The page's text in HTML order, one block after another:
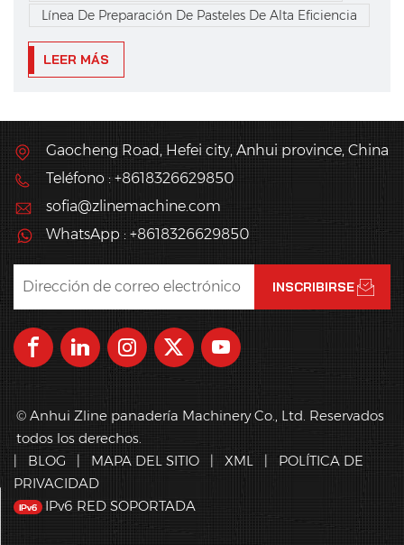
Línea De Preparación De Pasteles De Alta Eficiencia
LEER MÁS
Gaocheng Road, Hefei city, Anhui province, China
Teléfono : +8618326629850
sofia@zlinemachine.com
WhatsApp : +8618326629850
© Anhui Zline panadería Machinery Co., Ltd. Reservados
todos los derechos.
|
BLOG | MAPA DEL SITIO | XML |
POLÍTICA DE
PRIVACIDAD
IPv6 RED SOPORTADA